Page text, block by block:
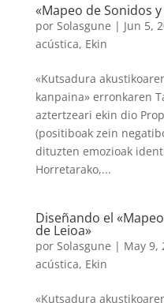
«Mapeo de Sonidos
por Solasgune | Jun 5,
acústica, Ekin
«Kutsadura
kanpaina» erronkaren
aztertzeari ekin dio
(positiboak zein
dituzten emozioak
Horretarako,...
Diseñando el
de Leioa»
por Solasgune | May 9,
acústica, Ekin
«Kutsadura